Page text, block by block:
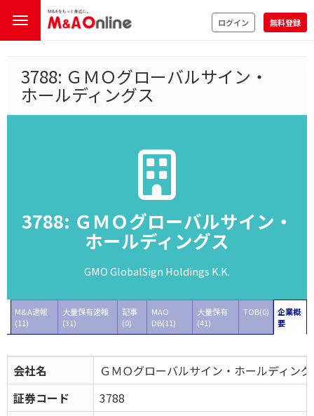
ログイン 無料登録
3788: ＧＭＯグローバルサイン・
ホールディングス
3788: ＧＭＯグローバルサイン・
ホールディングス
GMO GlobalSign Holdings K.K.
M&A速報
(11)
大量保有速報
(31)
記事
(0)
MAO
DB(11)
大量保有
(41)
TOB(0)
企業概
要
会社名
ＧＭＯグローバルサイン・ホールディン
証券コード
3788